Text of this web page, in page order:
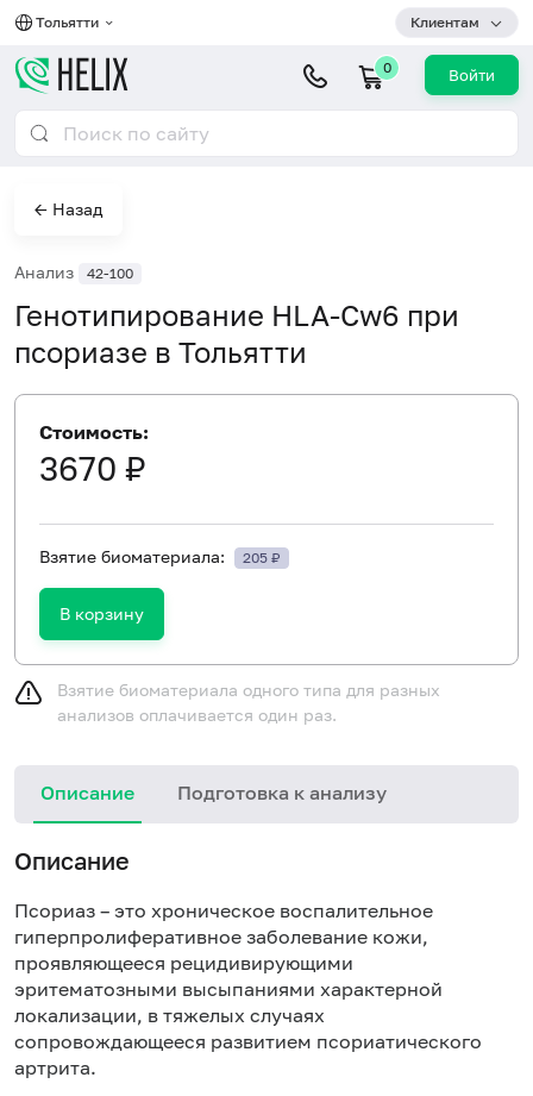
Тольятти Клиентам
0 Войти
← Назад
Анализ 42-100
Генотипирование HLA-Cw6 при
псориазе в Тольятти
Стоимость:
3670 ₽
Взятие биоматериала: 205 ₽
В корзину
Взятие биоматериала одного типа для разных
анализов оплачивается один раз.
Описание Подготовка к анализу
Описание
Псориаз – это хроническое воспалительное
гиперпролиферативное заболевание кожи,
проявляющееся рецидивирующими
эритематозными высыпаниями характерной
локализации, в тяжелых случаях
сопровождающееся развитием псориатического
артрита.